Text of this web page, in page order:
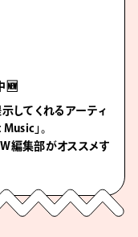
🆕
してくれるアーティ
」。
編集部がオススメす